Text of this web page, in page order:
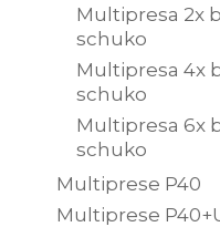
Multipresa 2x
schuko
Multipresa 4x
schuko
Multipresa 6x
schuko
Multiprese P40
Multiprese